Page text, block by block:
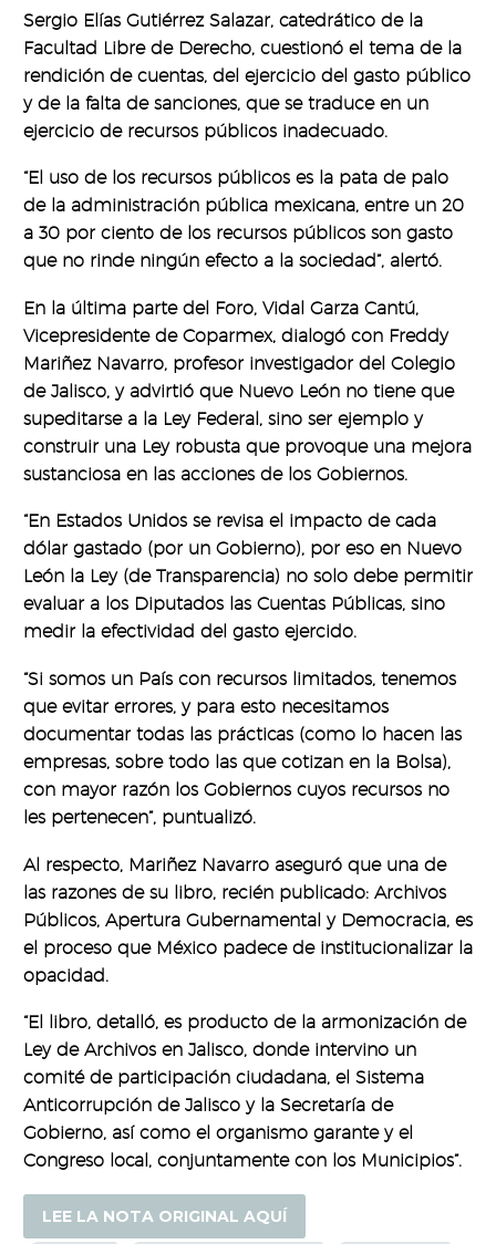
Sergio Elías Gutiérrez Salazar, catedrático de la
Facultad Libre de Derecho, cuestionó el tema de la
rendición de cuentas, del ejercicio del gasto público
y de la falta de sanciones, que se traduce en un
ejercicio de recursos públicos inadecuado.
“El uso de los recursos públicos es la pata de palo
de la administración pública mexicana, entre un 20
a 30 por ciento de los recursos públicos son gasto
que no rinde ningún efecto a la sociedad”, alertó.
En la última parte del Foro, Vidal Garza Cantú,
Vicepresidente de Coparmex, dialogó con Freddy
Mariñez Navarro, profesor investigador del Colegio
de Jalisco, y advirtió que Nuevo León no tiene que
supeditarse a la Ley Federal, sino ser ejemplo y
construir una Ley robusta que provoque una mejora
sustanciosa en las acciones de los Gobiernos.
“En Estados Unidos se revisa el impacto de cada
dólar gastado (por un Gobierno), por eso en Nuevo
León la Ley (de Transparencia) no solo debe permitir
evaluar a los Diputados las Cuentas Públicas, sino
medir la efectividad del gasto ejercido.
“Si somos un País con recursos limitados, tenemos
que evitar errores, y para esto necesitamos
documentar todas las prácticas (como lo hacen las
empresas, sobre todo las que cotizan en la Bolsa),
con mayor razón los Gobiernos cuyos recursos no
les pertenecen”, puntualizó.
Al respecto, Mariñez Navarro aseguró que una de
las razones de su libro, recién publicado: Archivos
Públicos, Apertura Gubernamental y Democracia, es
el proceso que México padece de institucionalizar la
opacidad.
“El libro, detalló, es producto de la armonización de
Ley de Archivos en Jalisco, donde intervino un
comité de participación ciudadana, el Sistema
Anticorrupción de Jalisco y la Secretaría de
Gobierno, así como el organismo garante y el
Congreso local, conjuntamente con los Municipios”.
LEE LA NOTA ORIGINAL AQUÍ